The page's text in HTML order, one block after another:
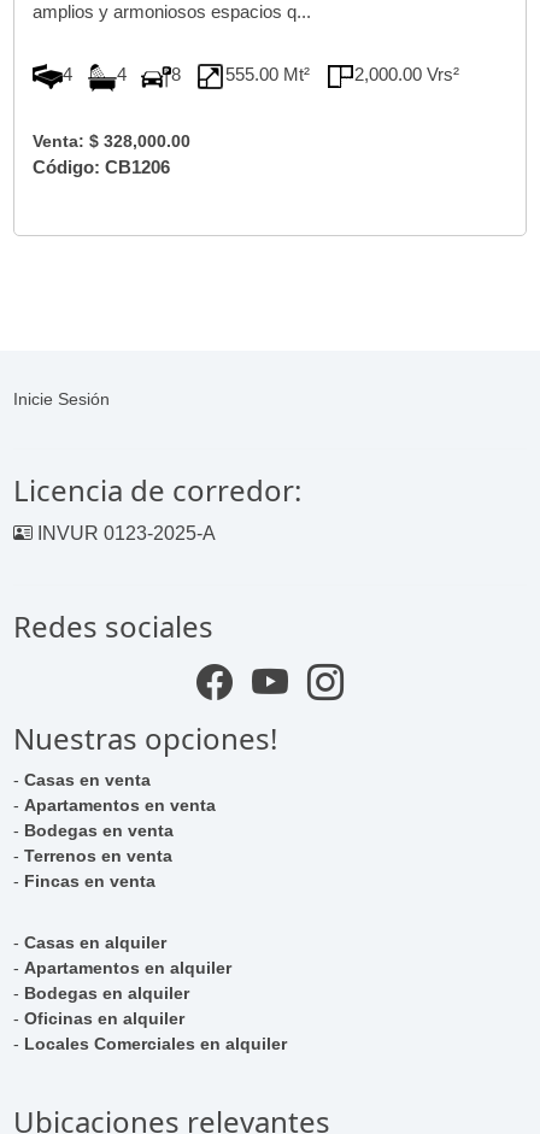
amplios y armoniosos espacios q...
4 4 8 555.00 Mt² 2,000.00 Vrs²
Venta: $ 328,000.00
Código: CB1206
Inicie Sesión
Licencia de corredor:
INVUR 0123-2025-A
Redes sociales
Nuestras opciones!
-Casas en venta
-Apartamentos en venta
- Bodegas en venta
-Terrenos en venta
- Fincas en venta
-Casas en alquiler
-Apartamentos en alquiler
- Bodegas en alquiler
-Oficinas en alquiler
- Locales Comerciales en alquiler
Ubicaciones relevantes